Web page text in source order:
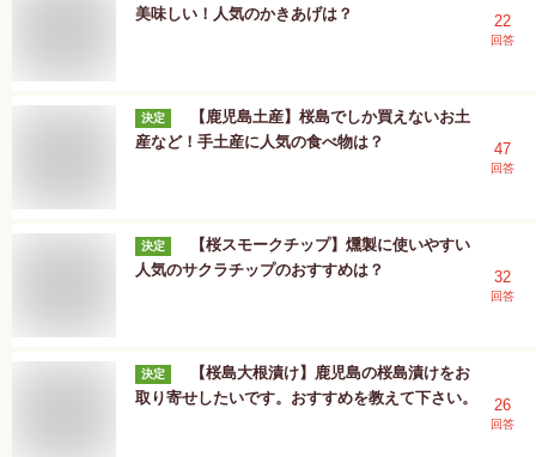
美味しい！人気のかきあげは？
22
回答
決定
【鹿児島土産】桜島でしか買えないお土
産など！手土産に人気の食べ物は？
47
回答
決定
【桜スモークチップ】燻製に使いやすい
人気のサクラチップのおすすめは？
32
回答
決定
【桜島大根漬け】鹿児島の桜島漬けをお
取り寄せしたいです。おすすめを教えて下さい。
26
回答